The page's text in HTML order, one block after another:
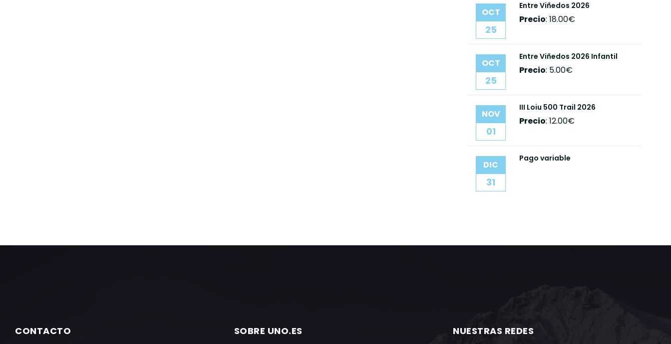
OCT
25
Entre Viñedos 2026
Precio: 18.00€
OCT
25
Entre Viñedos 2026 Infantil
Precio: 5.00€
NOV
01
III Loiu 500 Trail 2026
Precio: 12.00€
DIC
31
Pago variable
CONTACTO SOBRE UNO.ES NUESTRAS REDES